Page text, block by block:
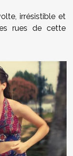
irrésistible et
rues de cette